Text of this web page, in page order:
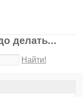
делать...
Найти!